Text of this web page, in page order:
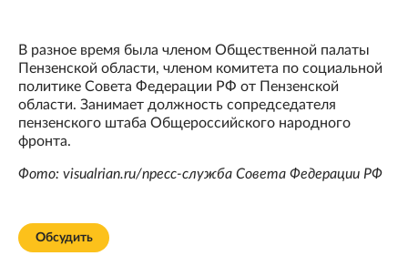
В разное время была членом Общественной палаты
Пензенской области, членом комитета по социальной
политике Совета Федерации РФ от Пензенской
области. Занимает должность сопредседателя
пензенского штаба Общероссийского народного
фронта.
Фото: visualrian.ru/пресс-служба Совета Федерации РФ
Обсудить